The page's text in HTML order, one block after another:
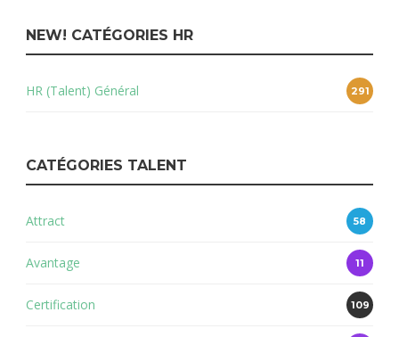
NEW! CATÉGORIES HR
HR (Talent) Général 291
CATÉGORIES TALENT
Attract 58
Avantage 11
Certification 109